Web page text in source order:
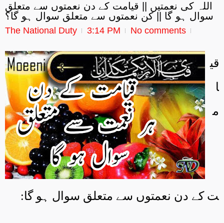
اللہ کی نعمتیں || قیامت کے دن نعمتوں سے متعلق
سوال ہو گا || کن نعمتوں سے متعلق سوال ہو گا؟
The National Duty 3:14 PM No comments
قی
ا
م
ت کے دن نعمتوں سے متعلق سوال ہو گا: